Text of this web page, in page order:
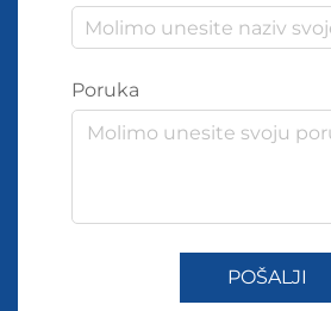
Poruka
POŠALJI